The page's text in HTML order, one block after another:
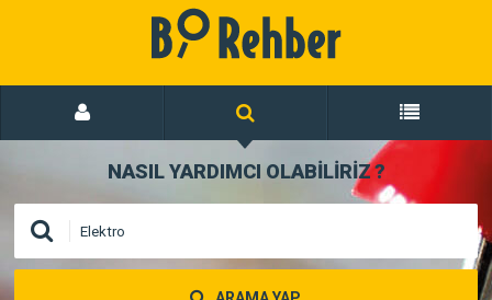
NASIL YARDIMCI OLABİLİRİZ?